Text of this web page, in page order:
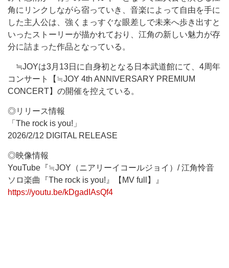
角にリンクしながら宿っていき、音楽によって自由を手に
した主人公は、強くまっすぐな眼差しで未来へ歩き出すと
いったストーリーが描かれており、江角の新しい魅力が存
分に詰まった作品となっている。
≒JOYは3月13日に自身初となる日本武道館にて、4周年
コンサート【≒JOY 4th ANNIVERSARY PREMIUM
CONCERT】の開催を控えている。
◎リリース情報
「The rock is you!」
2026/2/12 DIGITAL RELEASE
◎映像情報
YouTube『≒JOY（ニアリーイコールジョイ）/ 江角怜音
ソロ楽曲『The rock is you!』【MV full】』
https://youtu.be/kDgadIAsQf4